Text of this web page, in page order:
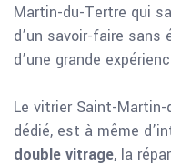
Martin-du-Tertre qui
d’un savoir-faire sans
d’une grande
Le vitrier Saint-
dédié, est à même
double vitrage, la